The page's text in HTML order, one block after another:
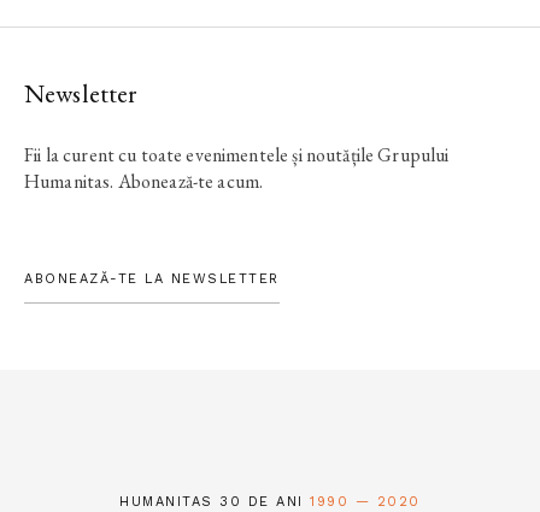
Newsletter
Fii la curent cu toate evenimentele și noutățile Grupului
Humanitas. Abonează-te acum.
ABONEAZĂ-TE LA NEWSLETTER
HUMANITAS 30 DE ANI1990 — 2020